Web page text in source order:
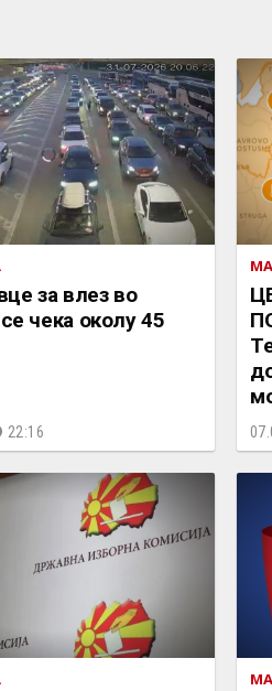
за влез во
чека околу 45
22:16